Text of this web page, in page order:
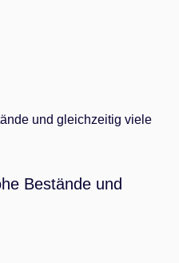
Bestände und